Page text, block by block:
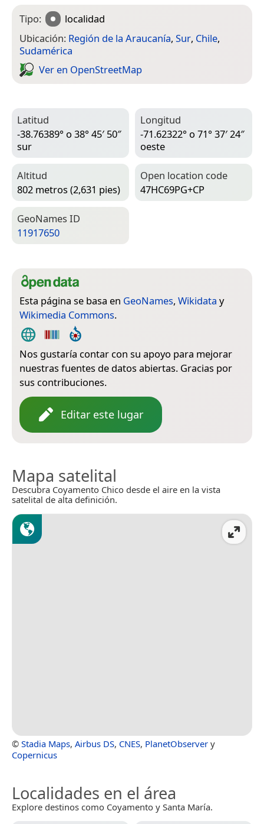
Tipo:
localidad
Ubicación: Región de la Araucanía, Sur, Chile,
Sudamérica
Ver en Open­Street­Map
Latitud
-38.76389° o 38° 45′ 50″
sur
Longitud
-71.62322° o 71° 37′ 24″
oeste
Altitud
802 metros (2,631 pies)
Open location code
47HC69PG+CP
Geo­Names ID
11917650
Esta página se basa en GeoNames, Wikidata y
Wikimedia Commons.
Nos gustaría contar con su apoyo para mejorar
nuestras fuentes de datos abiertas. Gracias por
sus contribuciones.
Editar este lugar
Mapa satelital
Descubra Coyamento Chico desde el aire en la vista
satelital de alta definición.
© Stadia Maps, Airbus DS, CNES, PlanetObserver y
Copernicus
Localidades en el área
Explore destinos como Coyamento y Santa María.